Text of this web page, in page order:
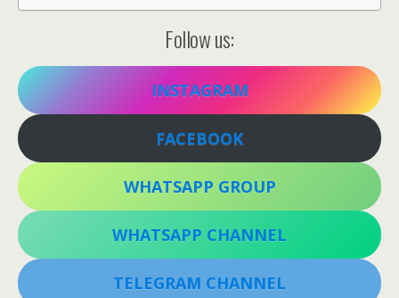
Follow us:
INSTAGRAM
FACEBOOK
WHATSAPP GROUP
WHATSAPP CHANNEL
TELEGRAM CHANNEL